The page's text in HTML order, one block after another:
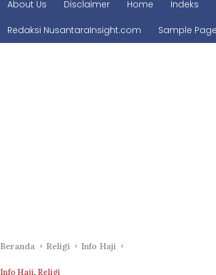
About Us Disclaimer Home Indeks
Redaksi NusantaraInsight.com Sample Page
Beranda Religi Info Haji
Info Haji, Religi